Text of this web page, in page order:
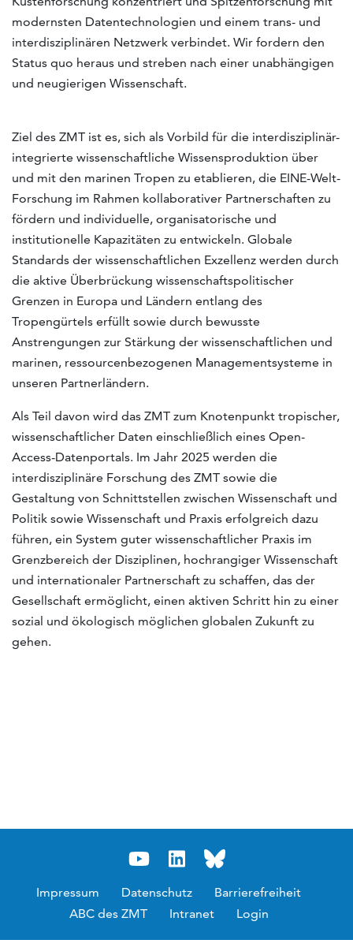
modernsten Datentechnologien und einem trans- und
interdisziplinären Netzwerk verbindet. Wir fordern den
Status quo heraus und streben nach einer unabhängigen
und neugierigen Wissenschaft.
Ziel des ZMT ist es, sich als Vorbild für die interdisziplinär-
integrierte wissenschaftliche Wissensproduktion über
und mit den marinen Tropen zu etablieren, die EINE-Welt-
Forschung im Rahmen kollaborativer Partnerschaften zu
fördern und individuelle, organisatorische und
institutionelle Kapazitäten zu entwickeln. Globale
Standards der wissenschaftlichen Exzellenz werden durch
die aktive Überbrückung wissenschaftspolitischer
Grenzen in Europa und Ländern entlang des
Tropengürtels erfüllt sowie durch bewusste
Anstrengungen zur Stärkung der wissenschaftlichen und
marinen, ressourcenbezogenen Managementsysteme in
unseren Partnerländern.
Als Teil davon wird das ZMT zum Knotenpunkt tropischer,
wissenschaftlicher Daten einschließlich eines Open-
Access-Datenportals. Im Jahr 2025 werden die
interdisziplinäre Forschung des ZMT sowie die
Gestaltung von Schnittstellen zwischen Wissenschaft und
Politik sowie Wissenschaft und Praxis erfolgreich dazu
führen, ein System guter wissenschaftlicher Praxis im
Grenzbereich der Disziplinen, hochrangiger Wissenschaft
und internationaler Partnerschaft zu schaffen, das der
Gesellschaft ermöglicht, einen aktiven Schritt hin zu einer
sozial und ökologisch möglichen globalen Zukunft zu
gehen.
Impressum Datenschutz
Barrierefreiheit
ABC des ZMT
Intranet Login